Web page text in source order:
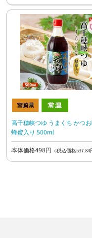
高千穂峡つゆ うまくち かつ
蜂蜜入り 500ml
本体価格498円 （税込価格537.84